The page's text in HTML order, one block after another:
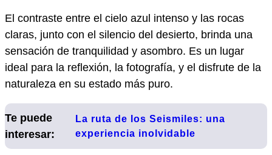
El contraste entre el cielo azul intenso y las rocas
claras, junto con el silencio del desierto, brinda una
sensación de tranquilidad y asombro. Es un lugar
ideal para la reflexión, la fotografía, y el disfrute de la
naturaleza en su estado más puro.
Te puede
interesar:
La ruta de los Seismiles: una
experiencia inolvidable